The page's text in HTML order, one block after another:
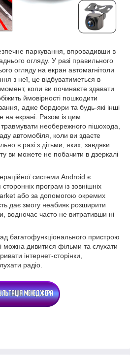
паркування, впровадивши в
огляду. У разі правильного
огляду на екран автомагнітоли
з неї, це відбуватиметься в
коли ви починаєте здавати
ймовірності пошкодити
адже бордюри та будь-які інші
на екрані. Разом із цим
необережного пішохода,
автомобіля, коли ви здаєте
в разі з дітьми, яких, завдяки
ви можете не побачити в дзеркалі
системи Android є
програм із зовнішніх
або за допомогою окремих
дає змогу неабияк розширити
водночас часто не витративши ні
багатофункціонального пристрою
можна дивитися фільми та слухати
інтернет-сторінки,
радіо.